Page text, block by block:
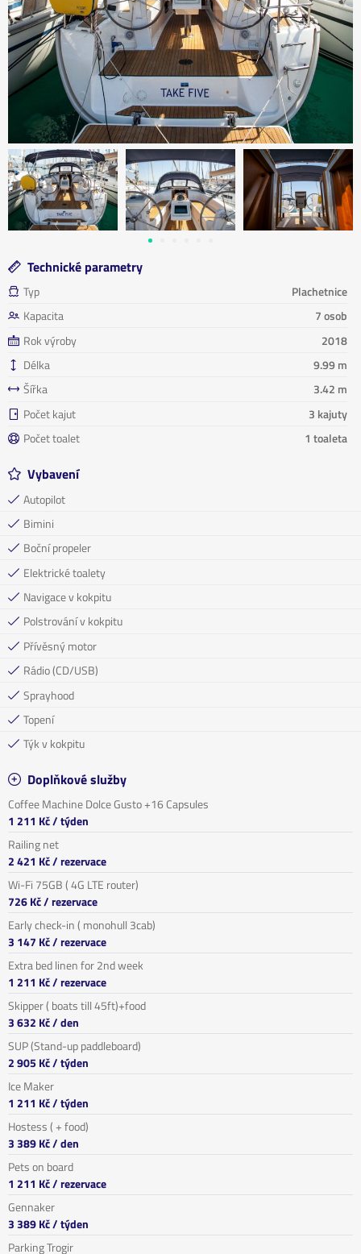
Technické parametry
Typ
Plachetnice
Kapacita
7 osob
Rok výroby
2018
Délka
9.99 m
Šířka
3.42 m
Počet kajut
3 kajuty
Počet toalet
1 toaleta
Vybavení
Autopilot
Bimini
Boční propeler
Elektrické toalety
Navigace v kokpitu
Polstrování v kokpitu
Přívěsný motor
Rádio (CD/USB)
Sprayhood
Topení
Týk v kokpitu
Doplňkové služby
Coffee Machine Dolce Gusto +16 Capsules
1 211 Kč/ týden
Railing net
2 421 Kč/ rezervace
Wi-Fi 75GB ( 4G LTE router)
726 Kč/ rezervace
Early check-in ( monohull 3cab)
3 147 Kč/ rezervace
Extra bed linen for 2nd week
1 211 Kč/ rezervace
Skipper ( boats till 45ft)+food
3 632 Kč/ den
SUP (Stand-up paddleboard)
2 905 Kč/ týden
Ice Maker
1 211 Kč/ týden
Hostess ( + food)
3 389 Kč/ den
Pets on board
1 211 Kč/ rezervace
Gennaker
3 389 Kč/ týden
Parking Trogir